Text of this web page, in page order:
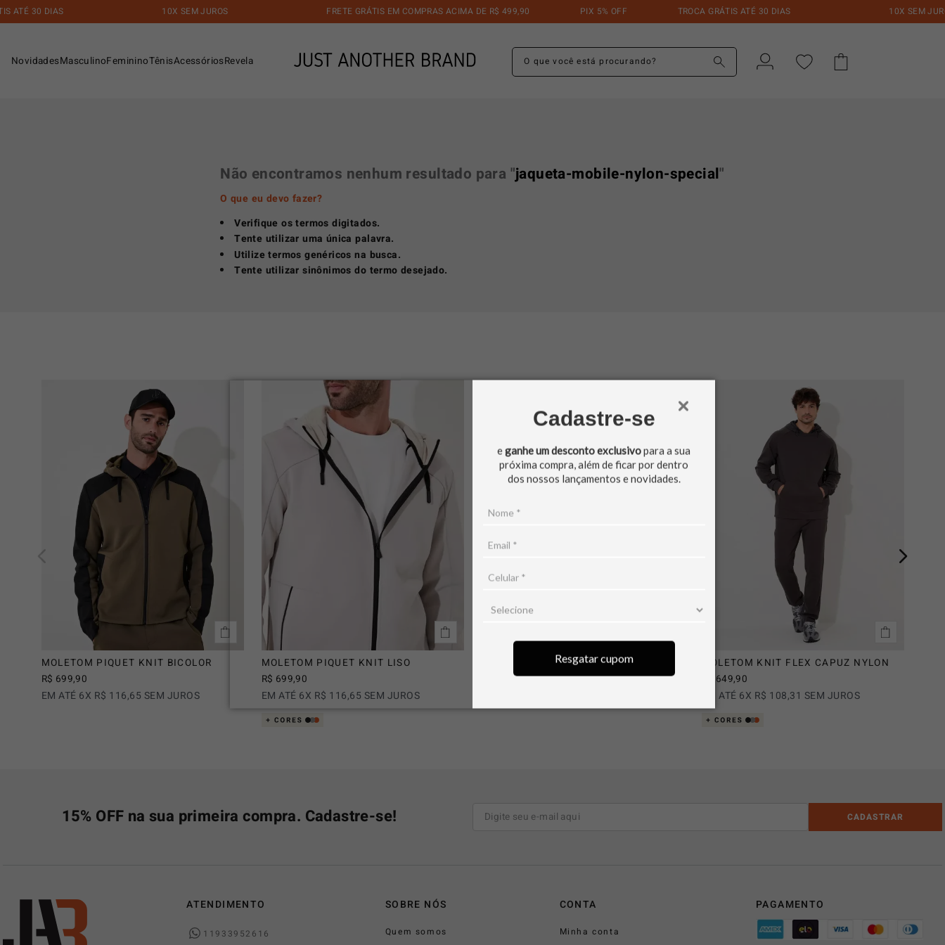
Cadastre-se
e ganhe um desconto exclusivopara a sua
próxima compra, além de ficar por dentro
dos nossos lançamentos e novidades.
Resgatar cupom
ATÉ 30 DIAS 10X SEM JUROS FRETE GRÁTIS EM COMPRAS ACIMA DE R$ 499,90 PIX 5% OFF TROCA GRÁTIS ATÉ 30 DIAS 10X SEM JUROS
NovidadesMasculinoFemininoTênisAcessóriosRevela
O que você está procurando?
Não encontramos nenhum resultado para "jaqueta-mobile-nylon-special"
O que eu devo fazer?
Verifique os termos digitados.
Tente utilizar uma única palavra.
Utilize termos genéricos na busca.
Tente utilizar sinônimos do termo desejado.
MOLETOM PIQUET KNIT BICOLOR
R$ 699,90
EM ATÉ 6X R$ 116,65 SEM JUROS
MOLETOM PIQUET KNIT LISO
R$ 699,90
EM ATÉ 6X R$ 116,65 SEM JUROS
MOLETOM RECORTE NYLON
,90
MOLETOM KNIT FLEX CAPUZ NYLON
649,90
EM ATÉ 6X R$ 108,31 SEM JUROS
15% OFF na sua primeira compra. Cadastre-se! CADASTRAR
ATENDIMENTO
11933952616
SOBRE NÓS
Quem somos
CONTA
Minha conta
PAGAMENTO